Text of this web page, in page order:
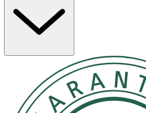
hydrolipida filmen. Innehåller
som stödjer hudens naturliga
formula med hög tolerans. Ska inte
- Avlägsnar smuts, makeup och
- Återfuktar och mjukgör torr
- Med Aquagenium™-komplex för